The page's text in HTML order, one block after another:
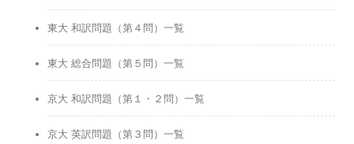
東大 和訳問題（第４問）一覧
東大 総合問題（第５問）一覧
京大 和訳問題（第１・２問）一覧
京大 英訳問題（第３問）一覧